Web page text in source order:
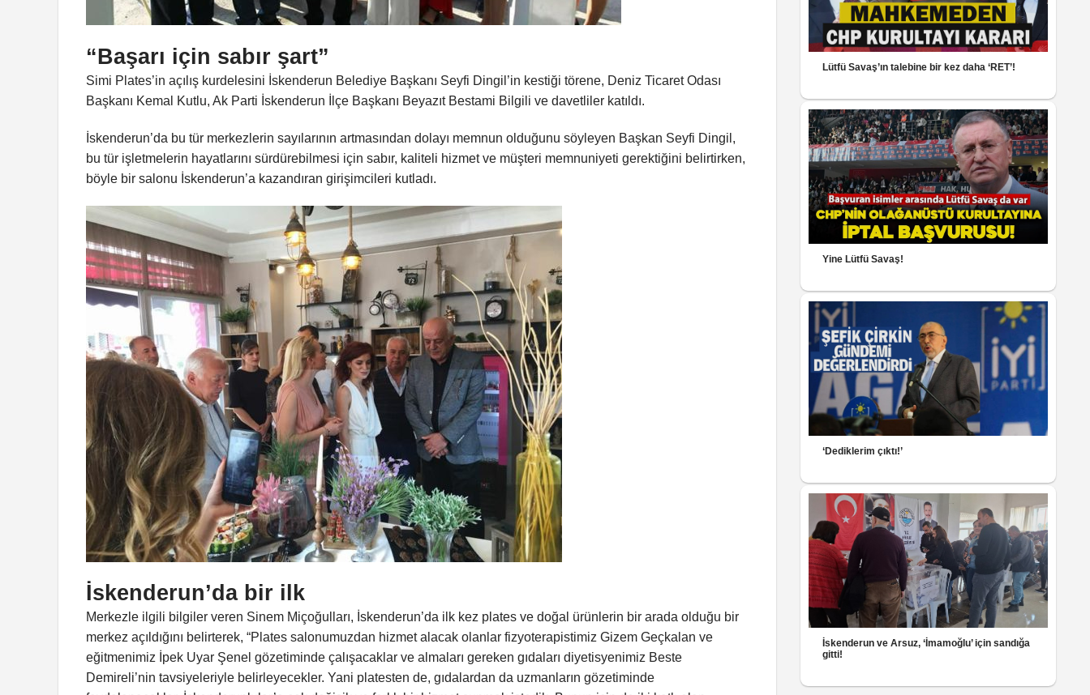
“Başarı için sabır şart”
Simi Plates’in açılış kurdelesini İskenderun Belediye Başkanı Seyfi Dingil’in kestiği törene, Deniz Ticaret Odası
Başkanı Kemal Kutlu, Ak Parti İskenderun İlçe Başkanı Beyazıt Bestami Bilgili ve davetliler katıldı.
İskenderun’da bu tür merkezlerin sayılarının artmasından dolayı memnun olduğunu söyleyen Başkan Seyfi Dingil,
bu tür işletmelerin hayatlarını sürdürebilmesi için sabır, kaliteli hizmet ve müşteri memnuniyeti gerektiğini belirtirken,
böyle bir salonu İskenderun’a kazandıran girişimcileri kutladı.
İskenderun’da bir ilk
Merkezle ilgili bilgiler veren Sinem Miçoğulları, İskenderun’da ilk kez plates ve doğal ürünlerin bir arada olduğu bir
merkez açıldığını belirterek, “Plates salonumuzdan hizmet alacak olanlar fizyoterapistimiz Gizem Geçkalan ve
eğitmenimiz İpek Uyar Şenel gözetiminde çalışacaklar ve almaları gereken gıdaları diyetisyenimiz Beste
Demireli’nin tavsiyeleriyle belirleyecekler. Yani platesten de, gıdalardan da uzmanların gözetiminde
Lütfü Savaş’ın talebine bir kez daha ‘RET’!
Yine Lütfü Savaş!
‘Dediklerim çıktı!’
İskenderun ve Arsuz, ‘İmamoğlu’ için sandığa
gitti!